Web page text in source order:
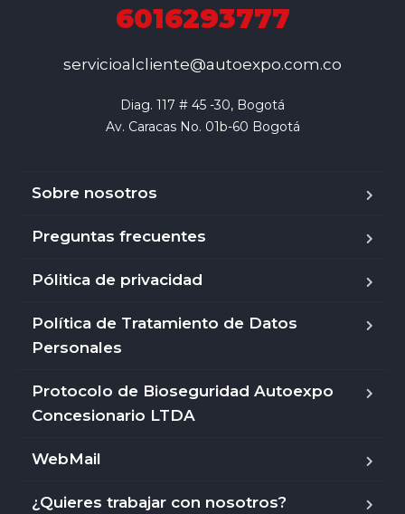
6016293777
servicioalcliente@autoexpo.com.co
Diag. 117 # 45 -30, Bogotá
Av. Caracas No. 01b-60 Bogotá
Sobre nosotros
Preguntas frecuentes
Pólitica de privacidad
Política de Tratamiento de Datos
Personales
Protocolo de Bioseguridad Autoexpo
Concesionario LTDA
WebMail
¿Quieres trabajar con nosotros?